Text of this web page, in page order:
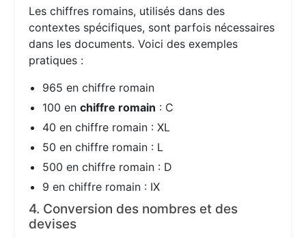
Les chiffres romains, utilisés dans des
contextes spécifiques, sont parfois nécessaires
dans les documents. Voici des exemples
pratiques :
965 en chiffre romain
100 enchiffre romain : C
40 en chiffre romain : XL
50 en chiffre romain : L
500 en chiffre romain : D
9 en chiffre romain : IX
4. Conversion des nombres et des
devises